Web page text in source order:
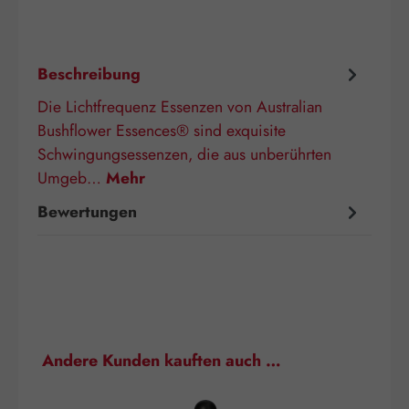
Beschreibung
Die Lichtfrequenz Essenzen von Australian
Bushflower Essences® sind exquisite
Schwingungsessenzen, die aus unberührten
Umgeb… Mehr
Bewertungen
Produktgalerie überspringen
Andere Kunden kauften auch …